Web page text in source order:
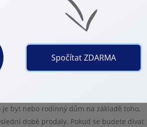
se výrazně zvýší. Sázejí především na
investice ztratit.
byt nebo rodinný dům na základě toho,
době prodaly. Pokud se budete dívat
Spočítat ZDARMA